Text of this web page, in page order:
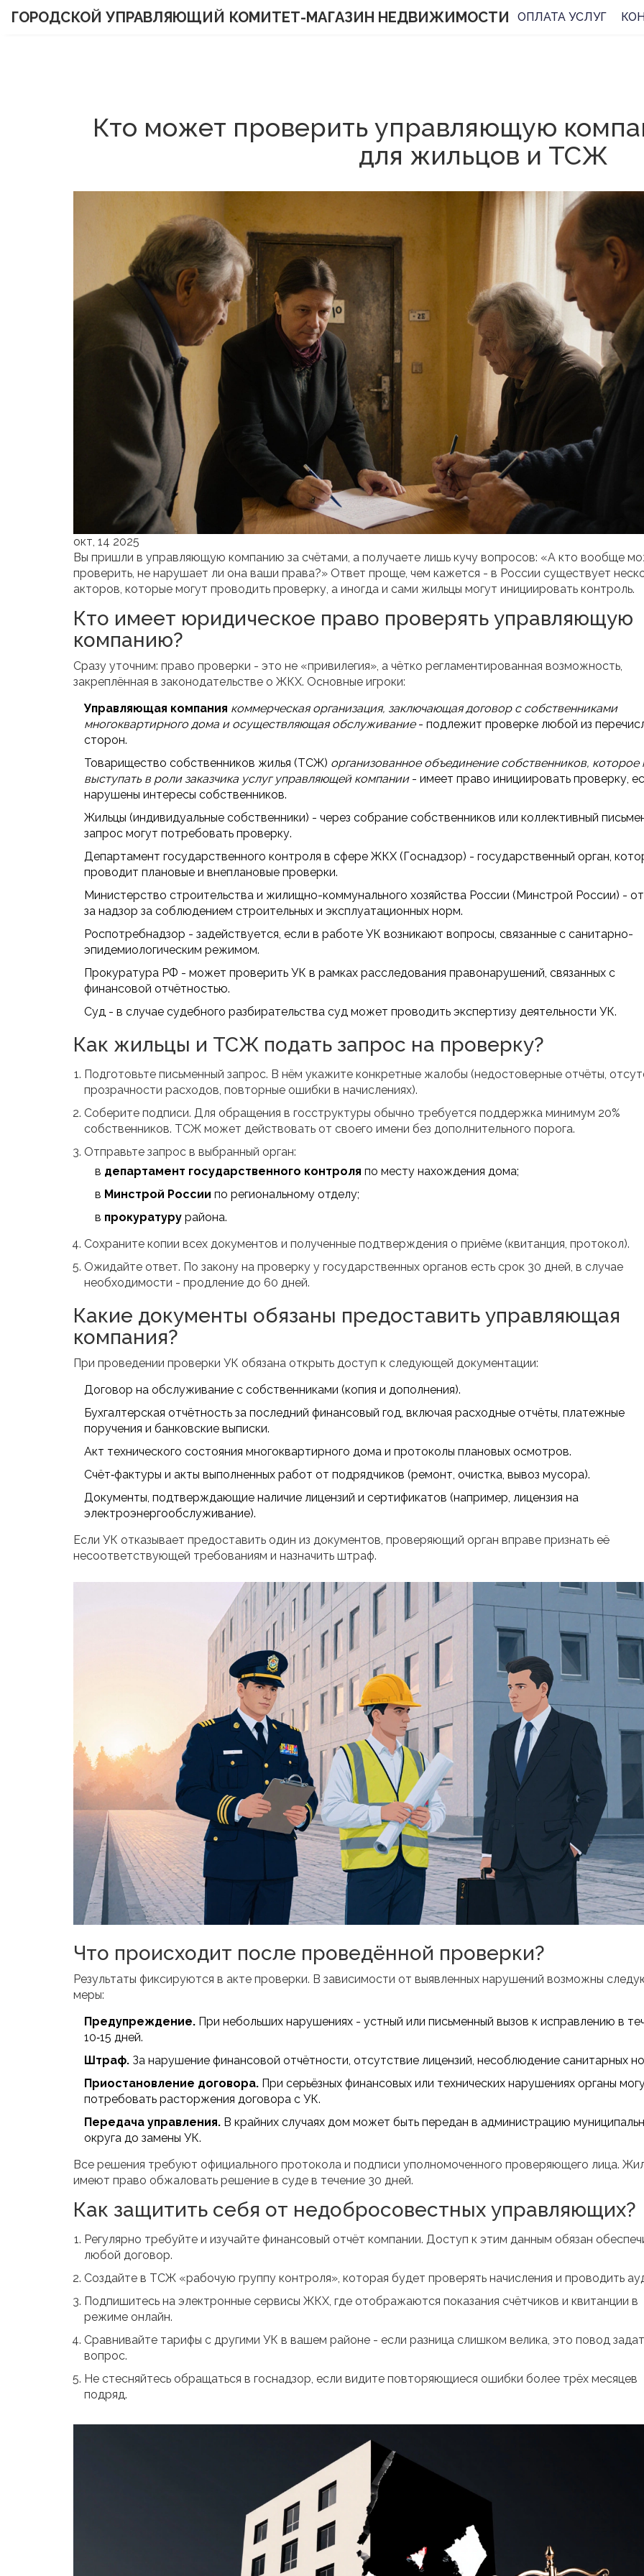
ГОРОДСКОЙ УПРАВЛЯЮЩИЙ КОМИТЕТ-МАГАЗИН НЕДВИЖИМОСТИ ОПЛАТА УСЛУГ
Кто может проверить управляющую
для жильцов и ТСЖ
окт, 14 2025
Вы пришли в управляющую компанию за счётами, а получаете лишь кучу вопросов: «А кто вообще
проверить, не нарушает ли она ваши права?» Ответ проще, чем кажется - в России существует
акторов, которые могут проводить проверку, а иногда и сами жильцы могут инициировать контроль.
Кто имеет юридическое право проверять управляющую
компанию?
Сразу уточним: право проверки - это не «привилегия», а чётко регламентированная возможность,
закреплённая в законодательстве о ЖКХ. Основные игроки:
Управляющая компания коммерческая организация, заключающая договор с собственниками
многоквартирного дома и осуществляющая обслуживание- подлежит проверке любой из
сторон.
Товарищество собственников жилья (ТСЖ) организованное объединение собственников,
выступать в роли заказчика услуг управляющей компании- имеет право инициировать проверку,
нарушены интересы собственников.
Жильцы (индивидуальные собственники) - через собрание собственников или коллективный
запрос могут потребовать проверку.
Департамент государственного контроля в сфере ЖКХ (Госнадзор) - государственный орган,
проводит плановые и внеплановые проверки.
Министерство строительства и жилищно-коммунального хозяйства России (Минстрой России) -
за надзор за соблюдением строительных и эксплуатационных норм.
Роспотребнадзор - задействуется, если в работе УК возникают вопросы, связанные с санитарно-
эпидемиологическим режимом.
Прокуратура РФ - может проверить УК в рамках расследования правонарушений, связанных с
финансовой отчётностью.
Суд - в случае судебного разбирательства суд может проводить экспертизу деятельности УК.
Как жильцы и ТСЖ подать запрос на проверку?
Подготовьте письменный запрос. В нём укажите конкретные жалобы (недостоверные отчёты,
прозрачности расходов, повторные ошибки в начислениях).
Соберите подписи. Для обращения в госструктуры обычно требуется поддержка минимум 20%
собственников. ТСЖ может действовать от своего имени без дополнительного порога.
Отправьте запрос в выбранный орган:
в департамент государственного контроля по месту нахождения дома;
в Минстрой России по региональному отделу;
в прокуратуру района.
Сохраните копии всех документов и полученные подтверждения о приёме (квитанция, протокол).
Ожидайте ответ. По закону на проверку у государственных органов есть срок 30 дней, в случае
необходимости - продление до 60 дней.
Какие документы обязаны предоставить управляющая
компания?
При проведении проверки УК обязана открыть доступ к следующей документации:
Договор на обслуживание с собственниками (копия и дополнения).
Бухгалтерская отчётность за последний финансовый год, включая расходные отчёты, платежные
поручения и банковские выписки.
Акт технического состояния многоквартирного дома и протоколы плановых осмотров.
Счёт‑фактуры и акты выполненных работ от подрядчиков (ремонт, очистка, вывоз мусора).
Документы, подтверждающие наличие лицензий и сертификатов (например, лицензия на
электроэнергообслуживание).
Если УК отказывает предоставить один из документов, проверяющий орган вправе признать её
несоответствующей требованиям и назначить штраф.
Что происходит после проведённой проверки?
Результаты фиксируются в акте проверки. В зависимости от выявленных нарушений возможны
меры:
Предупреждение. При небольших нарушениях - устный или письменный вызов к исправлению в
10‑15 дней.
Штраф. За нарушение финансовой отчётности, отсутствие лицензий, несоблюдение санитарных
Приостановление договора. При серьёзных финансовых или технических нарушениях органы
потребовать расторжения договора с УК.
Передача управления. В крайних случаях дом может быть передан в администрацию
округа до замены УК.
Все решения требуют официального протокола и подписи уполномоченного проверяющего лица.
имеют право обжаловать решение в суде в течение 30 дней.
Как защитить себя от недобросовестных управляющих?
Регулярно требуйте и изучайте финансовый отчёт компании. Доступ к этим данным обязан
любой договор.
Создайте в ТСЖ «рабочую группу контроля», которая будет проверять начисления и проводить
Подпишитесь на электронные сервисы ЖКХ, где отображаются показания счётчиков и квитанции в
режиме онлайн.
Сравнивайте тарифы с другими УК в вашем районе - если разница слишком велика, это повод
вопрос.
Не стесняйтесь обращаться в госнадзор, если видите повторяющиеся ошибки более трёх месяцев
подряд.